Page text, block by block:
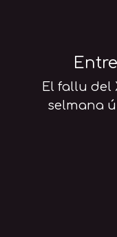
El fallu del
selmana